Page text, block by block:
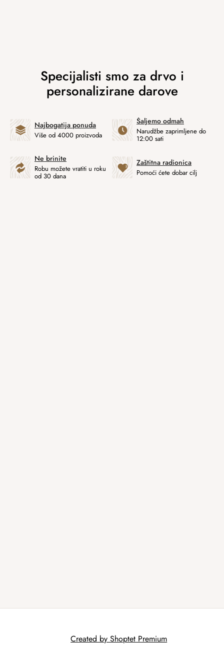
Najbogatija ponuda
Više od 4000 proizvoda
Šaljemo odmah
Narudžbe zaprimljene do
12:00 sati
Ne brinite
Robu možete vratiti u roku
od 30 dana
Zaštitna radionica
Pomoći ćete dobar cilj
Created by Shoptet Premium